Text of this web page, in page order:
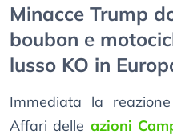
Minacce Trump
boubon e
lusso KO in
Immediata la
Affari delle azioni